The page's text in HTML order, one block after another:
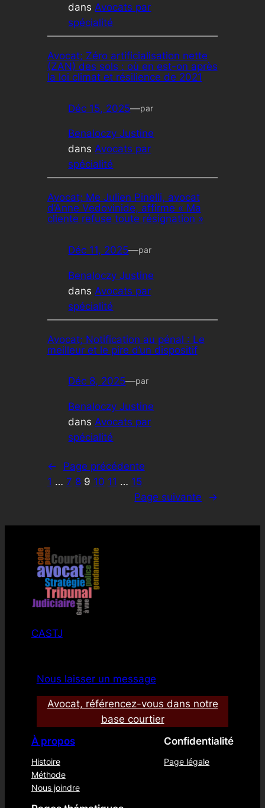
dans Avocats par
spécialité
Avocat; Zéro artificialisation nette
(ZAN) des sols : où en est-on après
la loi climat et résilience de 2021
Déc 15, 2025—par
Benaloczy Justine
dansAvocats par
spécialité
Avocat; Me Julien Pinelli, avocat
d’Anne Vedovinide, affirme « Ma
cliente refuse toute résignation »
Déc 11, 2025—par
Benaloczy Justine
dans Avocats par
spécialité
Avocat; Notification au pénal : Le
meilleur et le pire d’un dispositif
Déc 8, 2025—par
Benaloczy Justine
dansAvocats par
spécialité
←
Page précédente
1 … 7 8 9 10 11 … 15
Page suivante
→
CASTJ
Nous laisser un message
Avocat, référencez-vous dans notre
base courtier
À propos
Histoire
Méthode
Nous joindre
Confidentialité
Page légale